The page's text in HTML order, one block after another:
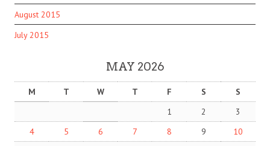
August 2015
July 2015
MAY 2026
M T W T F S
S
1
2
3
4
5 6 7 8 9
10